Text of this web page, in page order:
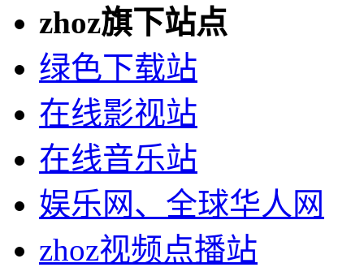
zhoz旗下站点
绿色下载站
在线影视站
在线音乐站
娱乐网、全球华人网
zhoz视频点播站